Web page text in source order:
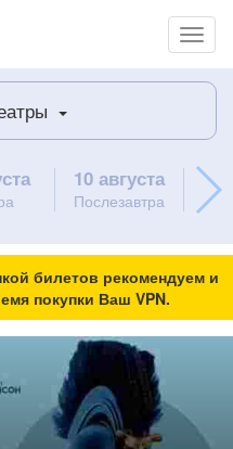
10 августа
Послезавтра
11
билетов рекомендуем и
покупки Ваш VPN.